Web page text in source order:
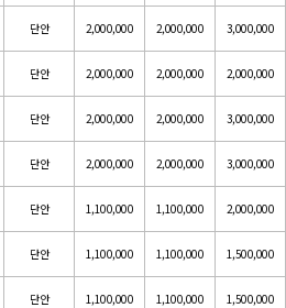
단안 2,000,000 2,000,000 3,000,000
단안 2,000,000 2,000,000 2,000,000
단안 2,000,000 2,000,000 3,000,000
단안 2,000,000 2,000,000 3,000,000
단안 1,100,000 1,100,000 2,000,000
단안 1,100,000 1,100,000 1,500,000
단안 1,100,000 1,100,000 1,500,000